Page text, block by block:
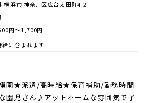
横浜市 神奈川区広台太田町4-2
円～1,700円
給に含まれます
園★派遣/高時給★保育補助/勤務時間
園児さん♪アットホームな雰囲気で子